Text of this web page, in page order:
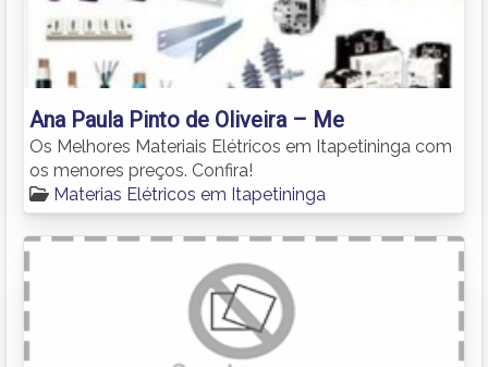
Ana Paula Pinto de Oliveira – Me
Os Melhores Materiais Elétricos em Itapetininga com
os menores preços. Confira!
Materias Elétricos em Itapetininga